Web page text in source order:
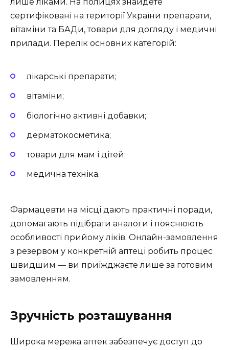
сертифіковані на території України препарати,
вітаміни та БАДи, товари для догляду і медичні
прилади. Перелік основних категорій:
лікарські препарати;
вітаміни;
біологічно активні добавки;
дерматокосметика;
товари для мам і дітей;
медична техніка.
Фармацевти на місці дають практичні поради,
допомагають підібрати аналоги і пояснюють
особливості прийому ліків. Онлайн-замовлення
з резервом у конкретній аптеці робить процес
швидшим — ви приїжджаєте лише за готовим
замовленням.
Зручність розташування
Широка мережа аптек забезпечує доступ до